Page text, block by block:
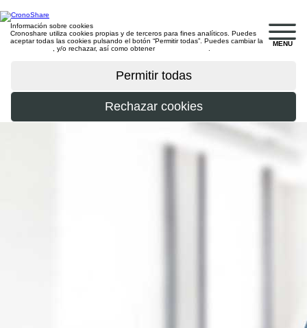
MENU
Información sobre cookies
Cronoshare utiliza cookies propias y de terceros para fines analíticos. Puedes
aceptar todas las cookies pulsando el botón “Permitir todas”. Puedes cambiar la
, y/o rechazar, así como obtener